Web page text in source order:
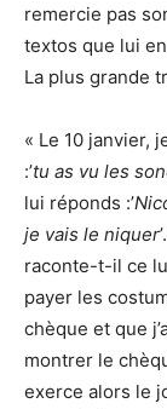
remercie pas
textos que lui
La plus grande
« Le 10 janvier,
:’tu as vu les
lui réponds :’
je vais le niquer
raconte-t-il ce
payer les
chèque et que
montrer le
exerce alors le